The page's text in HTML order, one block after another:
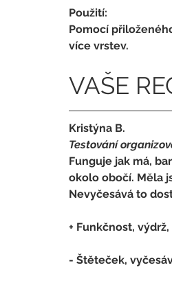
Použití:
Pomocí
více vrstev.
VAŠE
Kristýna B.
Testování
Funguje jak má,
okolo obočí. Měla
Nevyčesává to
+ Funkčnost,
- Štěteček,